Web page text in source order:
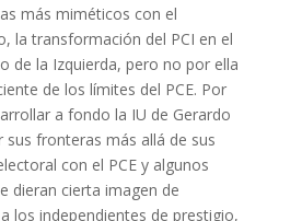
más miméticos con el
la transformación del PCI en el
de la Izquierda, pero no por ella
de los límites del PCE. Por
a fondo la IU de Gerardo
sus fronteras más allá de sus
con el PCE y algunos
dieran cierta imagen de
los independientes de prestigio,